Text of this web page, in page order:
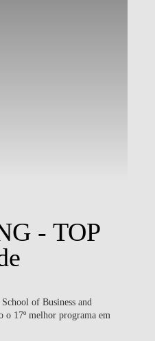
- TOP
of Business and
o 17º melhor programa em